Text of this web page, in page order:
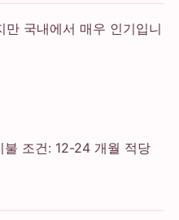
만 국내에서 매우 인기입니
조건: 12-24 개월 적당